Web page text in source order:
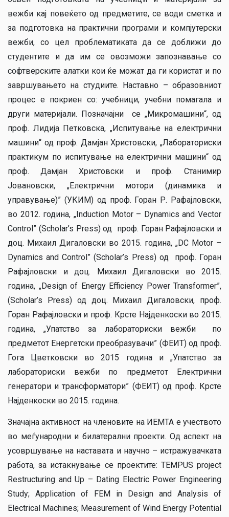
вежби кај повеќето од предметите, се води сметка и
за подготовка на практични програми и компјутерски
вежби, со цел проблематиката да се доближи до
студентите и да им се овозможи запознавање со
софтверските алатки кои ќе можат да ги користат и по
завршувањето на студиите. Наставно – образовниот
процес е покриен со: учебници, учебни помагала и
други материјали. Позначајни се „Микромашини“, од
проф. Лидија Петковска, „Испитување на електрични
машини“ од проф. Дамјан Христовски, „Лабораториски
практикум по испитување на електрични машини“ од
проф. Дамјан Христовски и проф. Станимир
Јовановски, „Електрични мотори (динамика и
управување)” (УКИМ) од проф. Горан Р. Рафајловски,
во 2012. година, „Induction Motor – Dynamics and Vector
Control” (Scholar’s Press) од проф. Горан Рафајловски и
доц. Михаил Дигаловски во 2015. година, „DC Motor –
Dynamics and Control” (Scholar’s Press) од проф. Горан
Рафајловски и доц. Михаил Дигаловски во 2015.
година, „Design of Energy Efficiency Power Transformer”,
(Scholar’s Press) од доц. Михаил Дигаловски, проф.
Горан Рафајловски и проф. Крсте Најденкоски во 2015.
година, „Упатство за лабораториски вежби по
предметот Енергетски преобразувачи” (ФЕИТ) од проф.
Гога Цветковски во 2015 година и „Упатство за
лабораториски вежби по предметот Електрични
генератори и трансформатори” (ФЕИТ) од проф. Крсте
Најденкоски во 2015. година.
Значајна активност на членовите на ИЕМТА е учеството
во меѓународни и билатерални проекти. Од аспект на
усовршување на наставата и научно – истражувачката
работа, за истакнување се проектите: TEMPUS project
Restructuring and Up – Dating Electric Power Engineering
Study; Application of FEM in Design and Analysis of
Electrical Machines; Measurement of Wind Energy Potential